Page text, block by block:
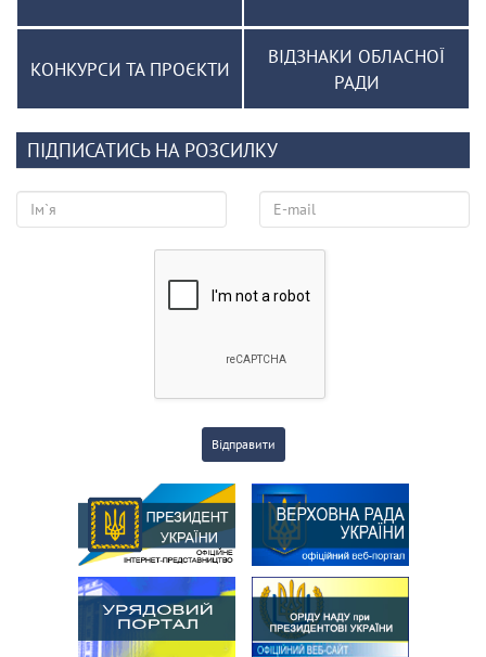
КОНКУРСИ ТА ПРОЄКТИ
ВІДЗНАКИ ОБЛАСНОЇ
РАДИ
ПІДПИСАТИСЬ НА РОЗСИЛКУ
Відправити